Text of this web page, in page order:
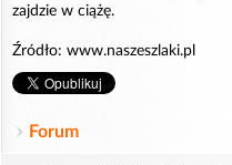
zajdzie w ciążę.
Źródło: www.naszeszlaki.pl
Forum